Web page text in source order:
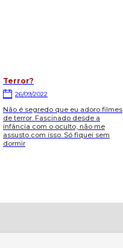
Terror?
26/09/2022
Não é segredo que eu adoro filmes
de terror. Fascinado desde a
infância com o oculto, não me
assusto com isso. Só fiquei sem
dormir